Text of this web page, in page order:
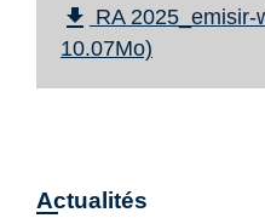
file_download RA 2025_emisir-
10.07Mo)
Actualités